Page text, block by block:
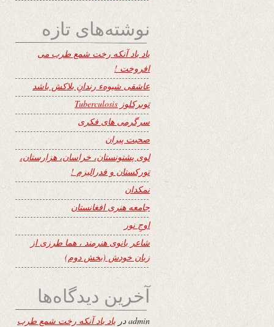
نوشته‌های تازه
یاد باد آنکه رخت شمع طرب می
افروخت !
عاشقی شیوهء رندانِ بلاکش باشد
توبرکلوز Tuberculosis
سرگرمی های فکری
صحبت پیران
لوی پشتونستان، خراسان، هزارستان،
تورکستان و فدرالیزم !
نمکدان
جامعه هنری افغانستان
اوجِ نور
شاعر بانوی هنرمند ، هما طرزی از
زبان خودش (بخش دوم)
آخرین دیدگاه‌ها
adminدر یاد باد آنکه رخت شمع طرب